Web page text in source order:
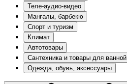
Теле-аудио-видео
Мангалы, барбекю
Спорт и туризм
Климат
Автотовары
Сантехника и товары для ванной
Одежда, обувь, аксессуары